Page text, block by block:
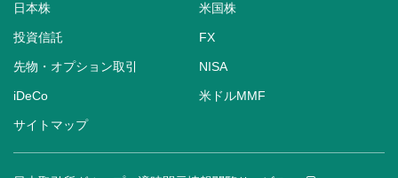
日本株 米国株
投資信託 FX
先物・オプション取引 NISA
iDeCo 米ドルMMF
サイトマップ